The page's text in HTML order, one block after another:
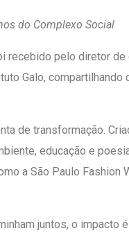
do Complexo Social
recebido pelo diretor
Galo,
de transformação.
educação e
a São Paulo
juntos, o impacto é